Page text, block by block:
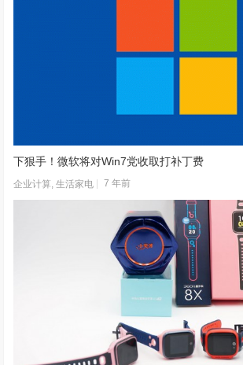
下狠手！微软将对Win7党收取打补丁费
企业计算 ,生活家电 7 年前